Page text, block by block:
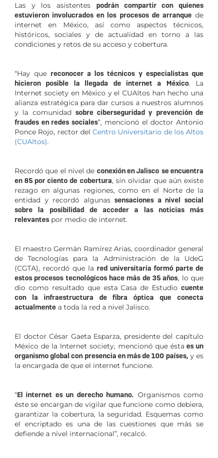
Las y los asistentes podrán compartir con quienes
estuvieron involucrados en los procesos de arranquede
internet en México, así como
aspectos técnicos,
históricos, sociales y de actualidad en torno a las
condiciones y retos de su acceso y cobertura.
“Hay que reconocer a los técnicos y especialistas que
hicieron posible la llegada de internet a México. La
Internet society en México y el CUAltos han hecho una
alianza estratégica para dar cursos a nuestros alumnos
y la comunidad sobre ciberseguridad y prevención de
fraudes en redes sociales”, mencionó el doctor Antonio
Ponce Rojo, rector del Centro Universitario de los Altos
(CUAltos).
Recordó que el nivel de conexión en Jalisco se encuentra
en 85 por ciento de cobertura, sin olvidar que aún existe
rezago en algunas regiones, como en el Norte de la
entidad y recordó algunassensaciones a nivel social
sobre la posibilidad de acceder a las noticias más
relevantes por medio de internet.
El maestro Germán Ramírez Arias, coordinador general
de Tecnologías para la Administración de la UdeG
(CGTA), recordó que la red universitaria formó parte de
estos procesos tecnológicos hace más de 35 años, lo que
dio como resultado que esta Casa de Estudio cuente
con la infraestructura de fibra óptica que conecta
actualmente a toda la red a nivel Jalisco.
El doctor César Gaeta Esparza, presidente del capítulo
México de la Internet society, mencionó que ésta es un
organismo global con presencia en más de 100 países, y es
la encargada de que el internet funcione.
“El internet es un derecho humano. Organismos como
éste se encargan de vigilar que funcione como debiera,
garantizar la cobertura, la seguridad. Esquemas como
el encriptado es una de las cuestiones que más se
defiende a nivel internacional”, recalcó.